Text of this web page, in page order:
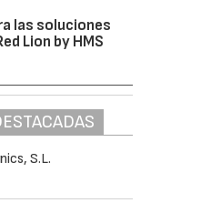
las soluciones
Lion by HMS